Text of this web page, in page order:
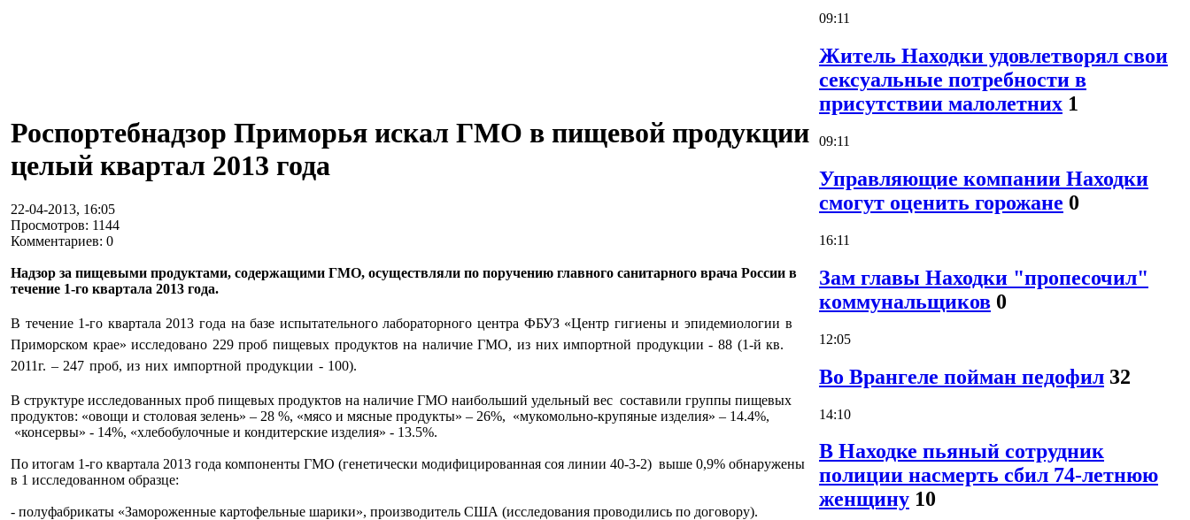
Роспортебнадзор Приморья искал ГМО в пищевой продукции
целый квартал 2013 года
22-04-2013, 16:05
Просмотров: 1144
Комментариев: 0
Надзор за пищевыми продуктами, содержащими ГМО, осуществляли по поручению главного санитарного врача России в
течение 1-го квартала 2013 года.
В течение 1-го квартала 2013 года на базе испытательного лабораторного центра ФБУЗ «Центр гигиены и эпидемиологии в
Приморском крае» исследовано 229 проб пищевых продуктов на наличие ГМО, из них импортной продукции - 88 (1-й кв.
2011г. – 247 проб, из них импортной продукции - 100).
В структуре исследованных проб пищевых продуктов на наличие ГМО наибольший удельный вес составили группы пищевых
продуктов: «овощи и столовая зелень» – 28 %, «мясо и мясные продукты» – 26%, «мукомольно-крупяные изделия» – 14.4%,
«консервы» - 14%, «хлебобулочные и кондитерские изделия» - 13.5%.
По итогам 1-го квартала 2013 года компоненты ГМО (генетически модифицированная соя линии 40-3-2) выше 0,9% обнаружены
в 1 исследованном образце:
- полуфабрикаты «Замороженные картофельные шарики», производитель США (исследования проводились по договору).
09:11
Житель Находки удовлетворял свои
сексуальные потребности в
присутствии малолетних 1
09:11
Управляющие компании Находки
смогут оценить горожане 0
16:11
Зам главы Находки "пропесочил"
коммунальщиков 0
12:05
Во Врангеле пойман педофил 32
14:10
В Находке пьяный сотрудник
полиции насмерть сбил 74-летнюю
женщину 10